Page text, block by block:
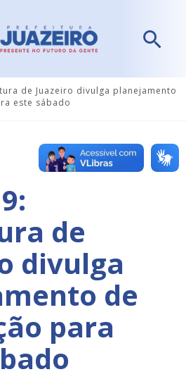
de Juazeiro divulga planejamento
este sábado
de
divulga
de
para